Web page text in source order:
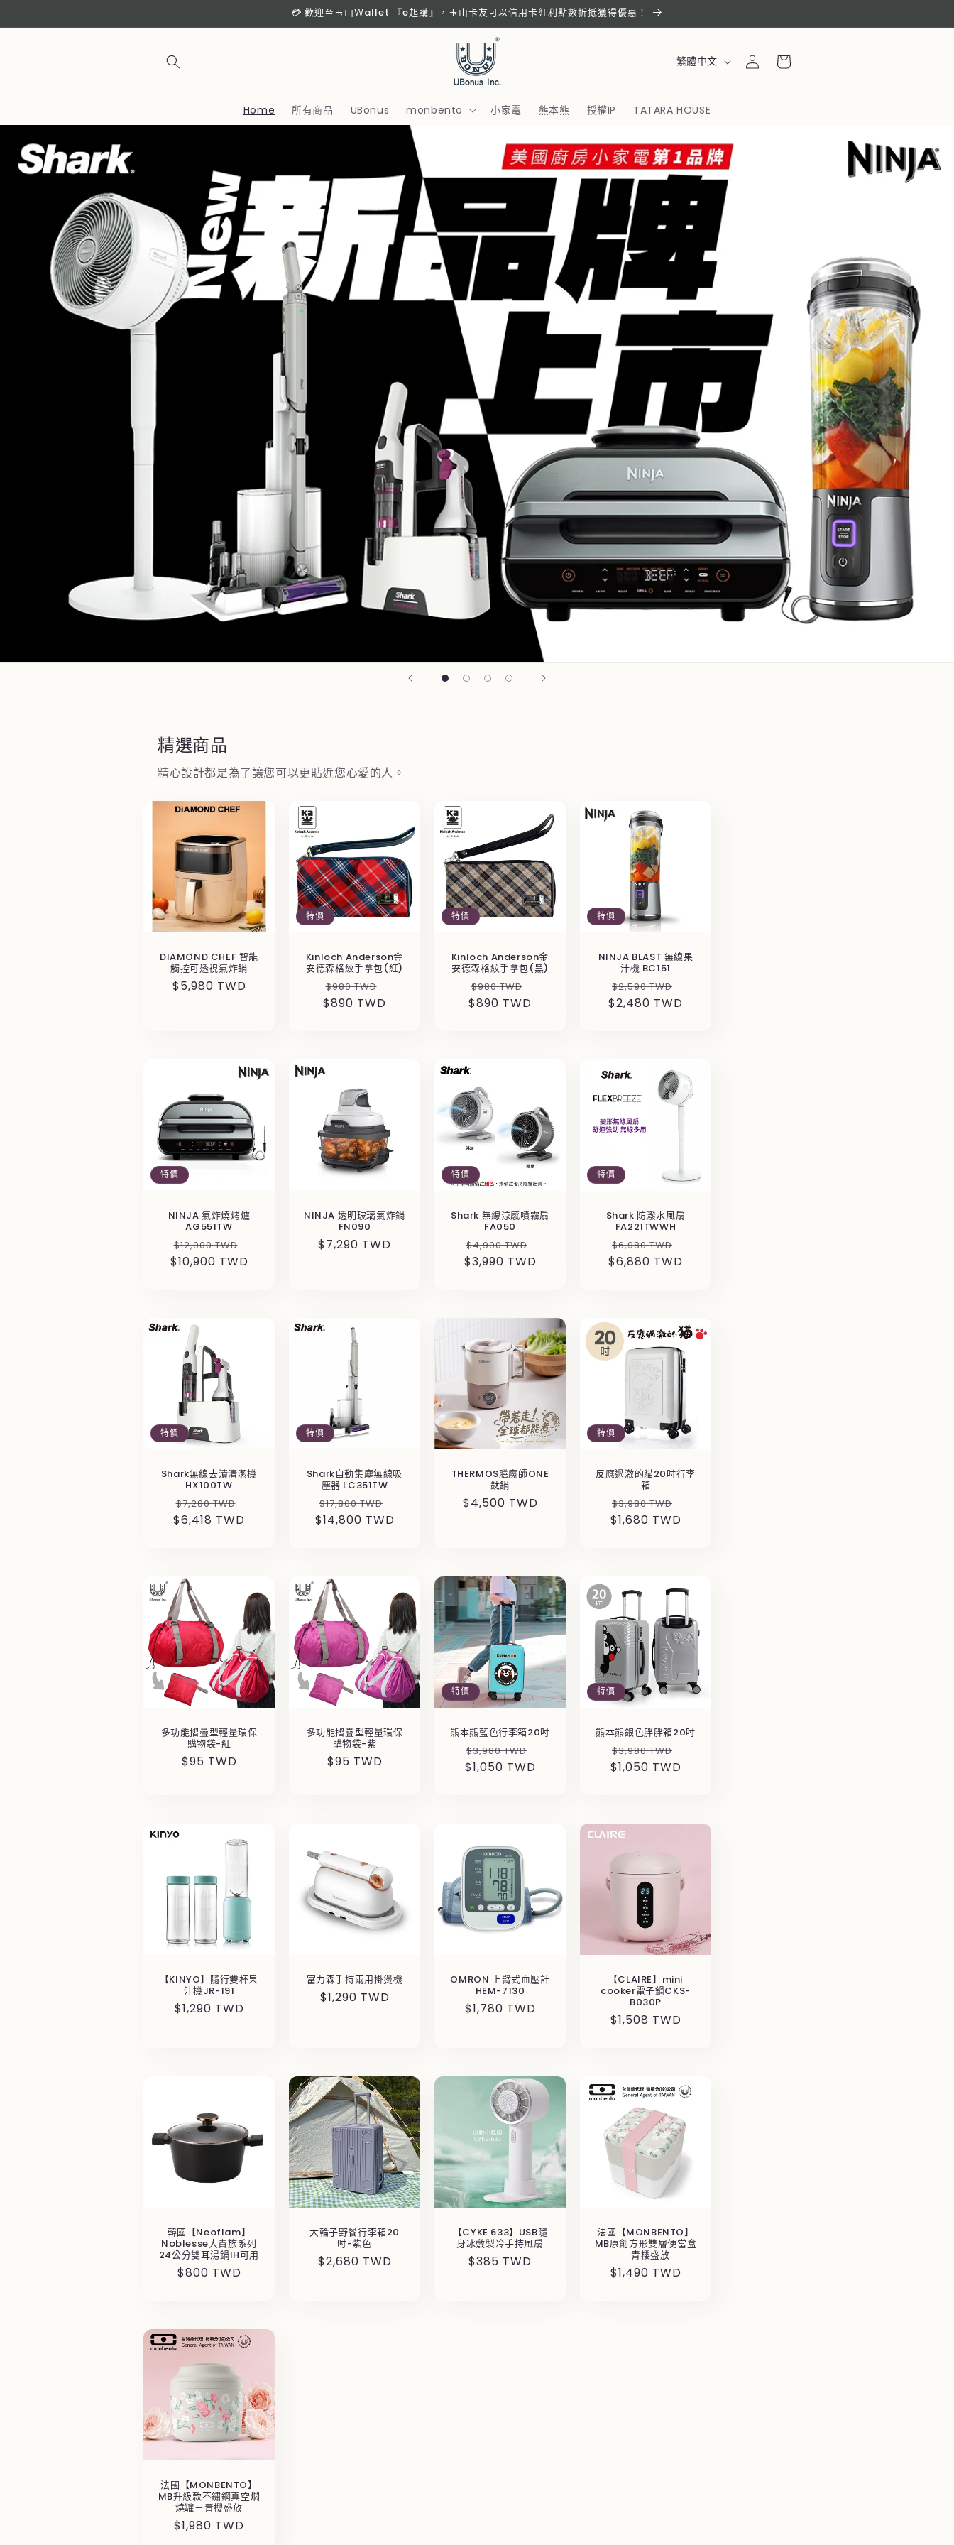
💳 歡迎至玉山Ｗallet 『e起購』，玉山卡友可以信用卡紅利點數折抵獲得優惠！
Home 所有商品 UBonus monbento 小家電 熊本熊 授權IP TATARA HOUSE
語
繁體中文
登
入
物
精選商品
精心設計都是為了讓您可以更貼近您心愛的人。
DIAMOND CHEF 智能
觸控可透視氣炸鍋
定
$5,980 TWD
特價
Kinloch Anderson金
安德森格紋手拿包(紅)
定
價
$980 TWD
價
$890 TWD
特價
Kinloch Anderson金
安德森格紋手拿包(黑)
定
價
$980 TWD
價
$890 TWD
特價
NINJA BLAST 無線果
汁機 BC151
定
價
$2,590 TWD
價
$2,480 TWD
特價
NINJA 氣炸燒烤爐
AG551TW
定
價
$12,900 TWD
價
$10,900 TWD
NINJA 透明玻璃氣炸鍋
FN090
定
$7,290 TWD
特價
Shark 無線涼感噴霧扇
FA050
定
價
$4,990 TWD
價
$3,990 TWD
特價
Shark 防潑水風扇
FA221TWWH
定
價
$6,980 TWD
價
$6,880 TWD
特價
Shark無線去漬清潔機
HX100TW
定
價
$7,280 TWD
價
$6,418 TWD
特價
Shark自動集塵無線吸
塵器 LC351TW
定
價
$17,800 TWD
價
$14,800 TWD
THERMOS膳魔師ONE
鈦鍋
定
$4,500 TWD
特價
反應過激的貓20吋行李
箱
定
價
$3,980 TWD
價
$1,680 TWD
多功能摺疊型輕量環保
購物袋-紅
定
$95 TWD
多功能摺疊型輕量環保
購物袋-紫
定
$95 TWD
特價
熊本熊藍色行李箱20吋
定
價
$3,980 TWD
價
$1,050 TWD
特價
熊本熊銀色胖胖箱20吋
定
價
$3,980 TWD
價
$1,050 TWD
【KINYO】隨行雙杯果
汁機JR-191
定
$1,290 TWD
富力森手持兩用掛燙機
定
$1,290 TWD
OMRON 上臂式血壓計
HEM-7130
定
$1,780 TWD
【CLAIRE】mini
cooker電子鍋CKS-
B030P
定
$1,508 TWD
韓國【Neoflam】
Noblesse大貴族系列
24公分雙耳湯鍋IH可用
定
$800 TWD
大輪子野餐行李箱20
吋-紫色
定
$2,680 TWD
【CYKE 633】USB隨
身冰敷製冷手持風扇
定
$385 TWD
法國【MONBENTO】
MB原創方形雙層便當盒
－青櫻盛放
定
$1,490 TWD
法國【MONBENTO】
MB升級款不鏽鋼真空燜
燒罐－青櫻盛放
定
$1,980 TWD